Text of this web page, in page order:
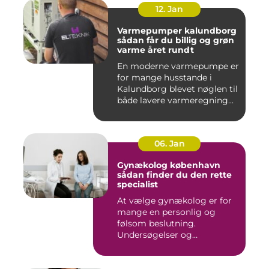
12. Jan
Varmepumper kalundborg
sådan får du billig og grøn
varme året rundt
En moderne varmepumpe er
for mange husstande i
Kalundborg blevet nøglen til
både lavere varmeregning...
06. Jan
Gynækolog københavn
sådan finder du den rette
specialist
At vælge gynækolog er for
mange en personlig og
følsom beslutning.
Undersøgelser og